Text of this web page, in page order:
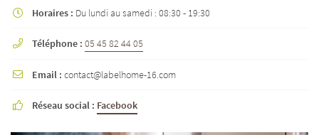
 Horaires : Du lundi au samedi : 08:30 - 19:30
 Téléphone : 05 45 82 44 05
 Email : contact@labelhome-16.com
 Réseau social : Facebook